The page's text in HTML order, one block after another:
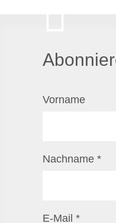
Vorname
Nachname *
E-Mail *